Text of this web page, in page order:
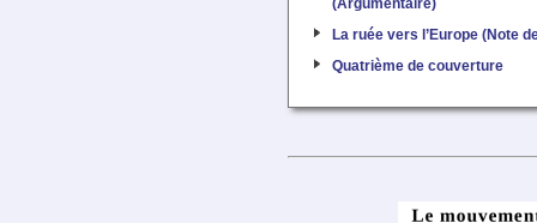
(Argumentaire)
La ruée vers l’Europe (Note
Quatrième de couverture